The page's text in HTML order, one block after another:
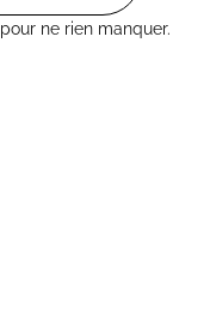
ne rien manquer.